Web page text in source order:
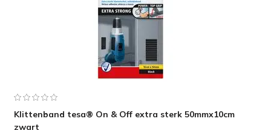
Klittenband tesa® On & Off extra sterk 50mmx10cm
zwart